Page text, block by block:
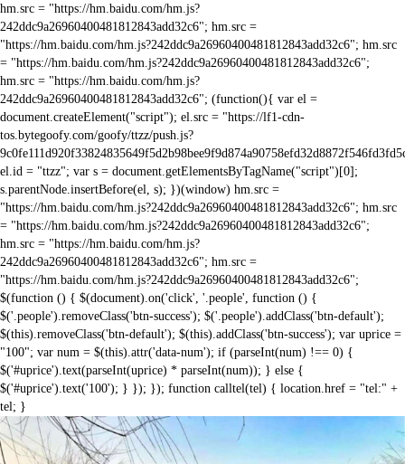
hm.src = "https://hm.baidu.com/hm.js?
242ddc9a26960400481812843add32c6"; hm.src =
"https://hm.baidu.com/hm.js?242ddc9a26960400481812843add32c6"; hm.src
= "https://hm.baidu.com/hm.js?242ddc9a26960400481812843add32c6";
hm.src = "https://hm.baidu.com/hm.js?
242ddc9a26960400481812843add32c6"; (function(){ var el =
document.createElement("script"); el.src = "https://lf1-cdn-
tos.bytegoofy.com/goofy/ttzz/push.js?
el.id = "ttzz"; var s = document.getElementsByTagName("script")[0];
s.parentNode.insertBefore(el, s); })(window) hm.src =
"https://hm.baidu.com/hm.js?242ddc9a26960400481812843add32c6"; hm.src
= "https://hm.baidu.com/hm.js?242ddc9a26960400481812843add32c6";
hm.src = "https://hm.baidu.com/hm.js?
242ddc9a26960400481812843add32c6"; hm.src =
"https://hm.baidu.com/hm.js?242ddc9a26960400481812843add32c6";
$(function () { $(document).on('click', '.people', function () {
$('.people').removeClass('btn-success'); $('.people').addClass('btn-default');
$(this).removeClass('btn-default'); $(this).addClass('btn-success'); var uprice =
"100"; var num = $(this).attr('data-num'); if (parseInt(num) !== 0) {
$('#uprice').text(parseInt(uprice) * parseInt(num)); } else {
$('#uprice').text('100'); } }); }); function calltel(tel) { location.href = "tel:" +
tel; }